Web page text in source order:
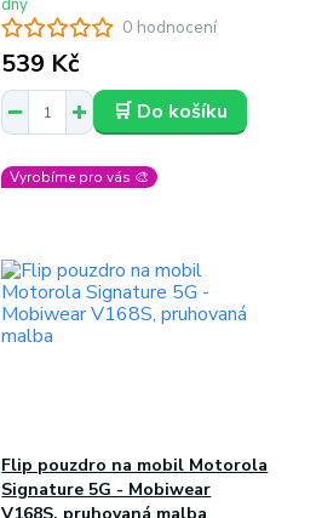
0 hodnocení
539 Kč
dny
🛒 Do košíku
Vyrobíme pro vás 🎨
Flip pouzdro na mobil Motorola
Signature 5G - Mobiwear